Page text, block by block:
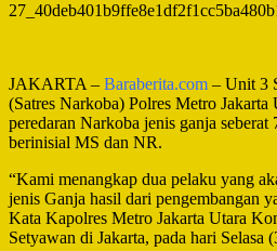
JAKARTA – Baraberita.com – Unit 3
(Satres Narkoba) Polres Metro Jakarta
peredaran Narkoba jenis ganja
berinisial MS dan NR.
“Kami menangkap dua pelaku yang
jenis Ganja hasil dari pengembangan
Kata Kapolres Metro Jakarta Utara
Setyawan di Jakarta, pada hari Selasa